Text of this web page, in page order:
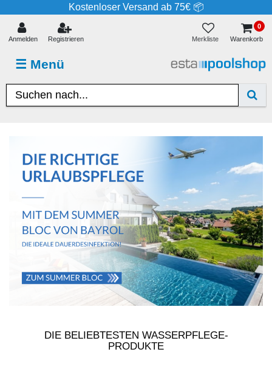
Kostenloser Versand ab 75€ 📦
☰ Menü
Anmelden Registrieren Merkliste
0
Warenkorb
DIE BELIEBTESTEN WASSERPFLEGE-
PRODUKTE